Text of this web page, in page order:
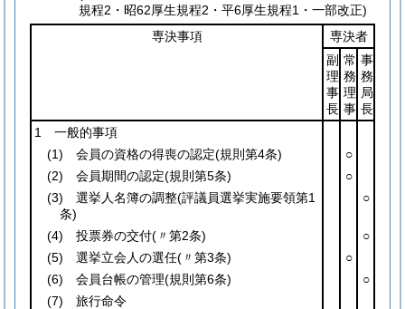
規程2・昭62厚生規程2・平6厚生規程1・一部改正)
専決事項
専決者
副
理
事
長
常
務
理
事
事
務
局
長
1 一般的事項
(1) 会員の資格の得喪の認定(規則第4条)
○
(2) 会員期間の認定(規則第5条)
○
(3) 選挙人名簿の調整(評議員選挙実施要領第1
条)
○
(4) 投票券の交付(〃第2条)
○
(5) 選挙立会人の選任(〃第3条)
○
(6) 会員台帳の管理(規則第6条)
○
(7) 旅行命令